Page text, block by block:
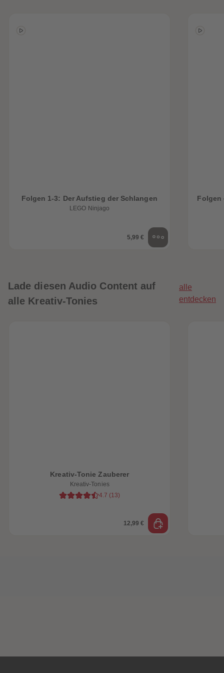
Folgen 1-3: Der Aufstieg der Schlangen
LEGO Ninjago
5,99 €
Folgen
Lade diesen Audio Content auf
alle Kreativ-Tonies
alle
entdecken
Kreativ-Tonie Zauberer
Kreativ-Tonies
4.7 (13)
12,99 €